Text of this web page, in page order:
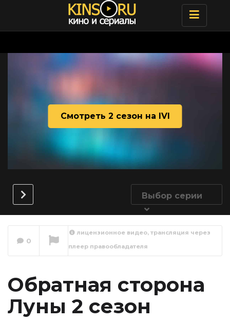
Toggle
Смотреть 2 сезон на IVI
Выбор серии
Луны 2 сезон 1
0
лицензионное видео, трансляция через
плеер правообладателя
Обратная сторона
Луны 2 сезон